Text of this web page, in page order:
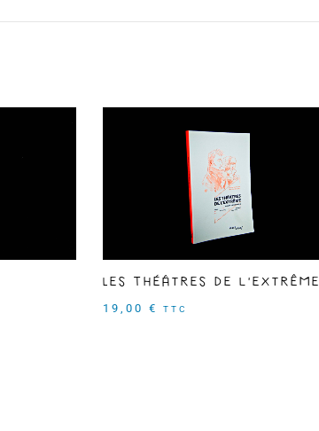
Les Théâtres de l'extrême
19,00 € TTC